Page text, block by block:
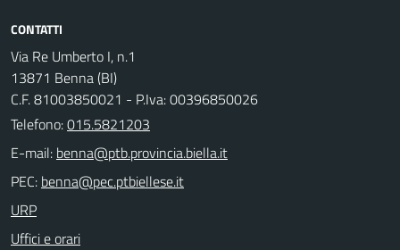
CONTATTI
Via Re Umberto I, n.1
13871 Benna (BI)
C.F. 81003850021 - P.Iva: 00396850026
Telefono:015.5821203
E-mail:
PEC:
URP
Uffici e orari